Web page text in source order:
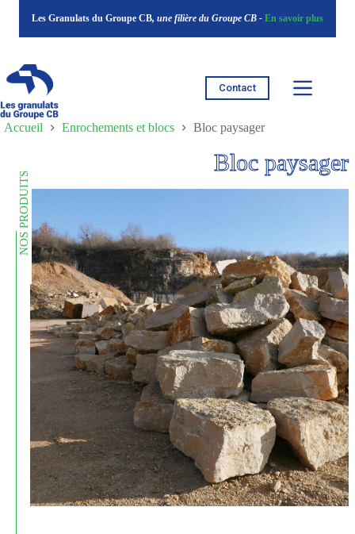
contenu
Les Granulats du Groupe CB, une filière du Groupe CB - En savoir plus
Contact
Accueil Enrochements et blocs Bloc paysager
NOS PRODUITS
Bloc paysager